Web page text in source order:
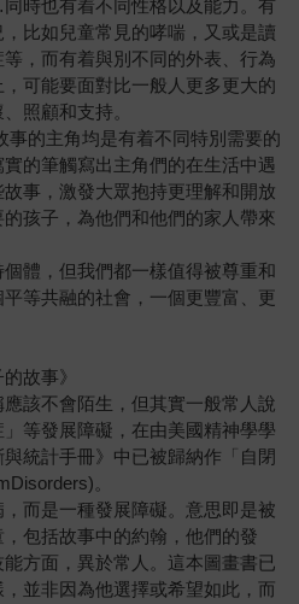
時也有着不同性格以及能力。有
比如兒童常見的哮喘，又或是讀
，而有着與別不同的外表、行為
可能要面對比一般人更多更大的
照顧和支持。
事的主角均是有着不同特別需要的
的筆觸寫出主角們的在生活中遇
事，激發大眾抱持更理解和開放
孩子，為他們和他們的家人帶來
體，但我們都一樣值得被尊重和
等共融的社會，一個更豐富、更
故事》
該不會陌生，但其實一般常人說
等發展障礙，在由美國精神學學
統計手冊》中已被歸納作「自閉
。
，而是一種發展障礙。意思即是被
包括故事中的約翰，他們的發
方面，異於常人。這本圖畫書已
並非因為他選擇或希望如此，而